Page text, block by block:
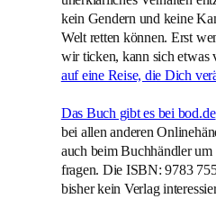
kein Gendern und keine
Welt retten können. Erst
wir ticken, kann sich etwas
auf eine Reise, die Dich
Das Buch gibt es bei bod.de
bei allen anderen
auch beim Buchhändler
fragen. Die ISBN: 9783
bisher kein Verlag